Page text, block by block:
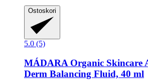
Ostoskori
5.0 (5)
MÁDARA Organic Skincare
Derm Balancing Fluid, 40 ml